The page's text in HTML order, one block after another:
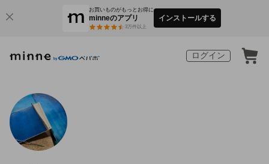
お買いものがもっとお得に
minneのアプリ
3万件以上
インストールする
ログイン